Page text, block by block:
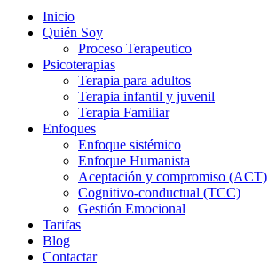
Inicio
Quién Soy
Proceso Terapeutico
Psicoterapias
Terapia para adultos
Terapia infantil y juvenil
Terapia Familiar
Enfoques
Enfoque sistémico
Enfoque Humanista
Aceptación y compromiso (ACT)
Cognitivo-conductual (TCC)
Gestión Emocional
Tarifas
Blog
Contactar